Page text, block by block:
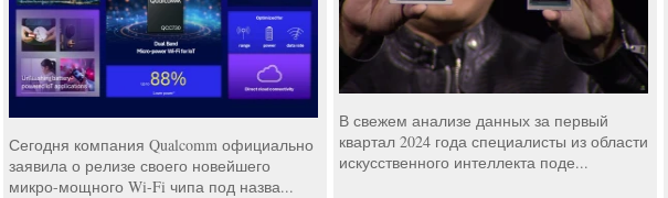
Сегодня компания Qualcomm официально
заявила о релизе своего новейшего
микро-мощного Wi-Fi чипа под назва...
В свежем анализе данных за первый
квартал 2024 года специалисты из области
искусственного интеллекта поде...